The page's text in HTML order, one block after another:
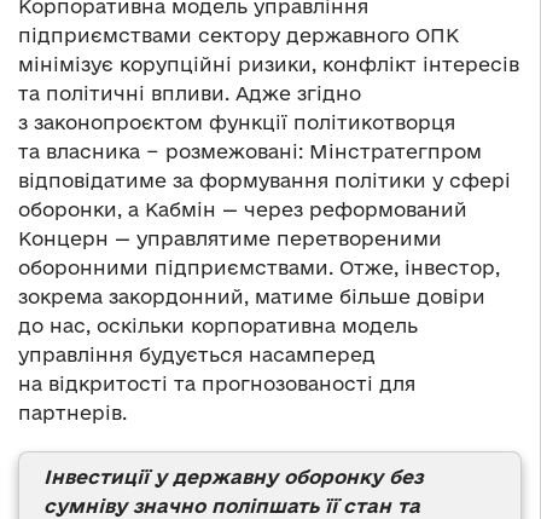
Корпоративна модель управління
підприємствами сектору державного ОПК
мінімізує корупційні ризики, конфлікт інтересів
та політичні впливи. Адже згідно
з законопроєктом функції політикотворця
та власника − розмежовані: Мінстратегпром
відповідатиме за формування політики у сфері
оборонки, а Кабмін — через реформований
Концерн — управлятиме перетвореними
оборонними підприємствами. Отже, інвестор,
зокрема закордонний, матиме більше довіри
до нас, оскільки корпоративна модель
управління будується насамперед
на відкритості та прогнозованості для
партнерів.
Інвестиції у державну оборонку без
сумніву значно поліпшать її стан та